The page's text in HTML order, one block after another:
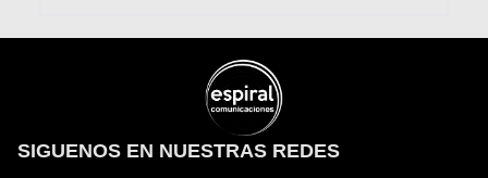
SIGUENOS EN NUESTRAS REDES